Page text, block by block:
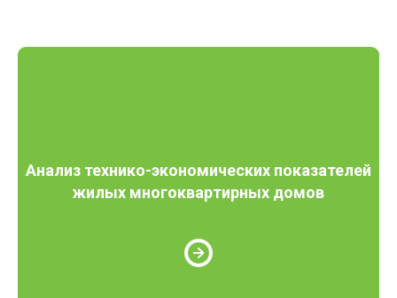
Анализ технико-экономических показателей
жилых многоквартирных домов